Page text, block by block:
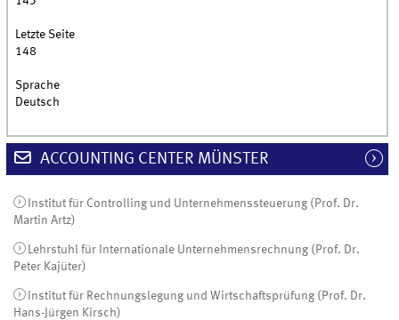
Letzte Seite
148
Sprache
Deutsch
ACCOUNTING CENTER MÜNSTER
Institut für Controlling und Unternehmenssteuerung (Prof. Dr.
Martin Artz)
Lehrstuhl für Internationale Unternehmensrechnung (Prof. Dr.
Peter Kajüter)
Institut für Rechnungslegung und Wirtschaftsprüfung (Prof. Dr.
Hans-Jürgen Kirsch)